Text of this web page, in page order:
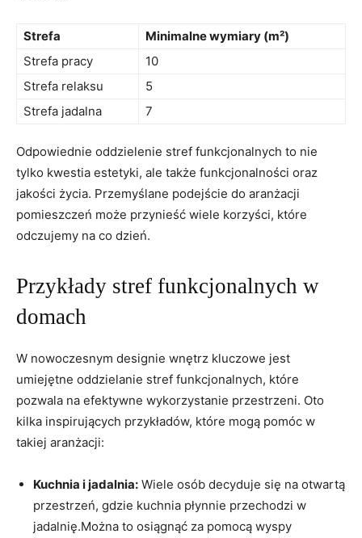
Strefa
Minimalne wymiary ⁤(m²)
Strefa pracy
10
Strefa relaksu
5
Strefa jadalna
7
Odpowiednie ⁣oddzielenie stref funkcjonalnych to nie‌
tylko kwestia estetyki, ale także funkcjonalności oraz
jakości życia. Przemyślane podejście do aranżacji
pomieszczeń może przynieść wiele korzyści, które
odczujemy na co dzień.
Przykłady stref funkcjonalnych w
domach
W⁣ nowoczesnym ⁣designie wnętrz kluczowe jest
umiejętne oddzielanie stref funkcjonalnych, które
pozwala na ‍efektywne wykorzystanie przestrzeni. Oto
kilka ⁣inspirujących ⁤przykładów, które mogą pomóc w
takiej aranżacji:
Kuchnia‌ i jadalnia: Wiele osób decyduje się na otwartą
przestrzeń, gdzie kuchnia płynnie przechodzi w
jadalnię.Można‌ to osiągnąć za pomocą⁤ wyspy